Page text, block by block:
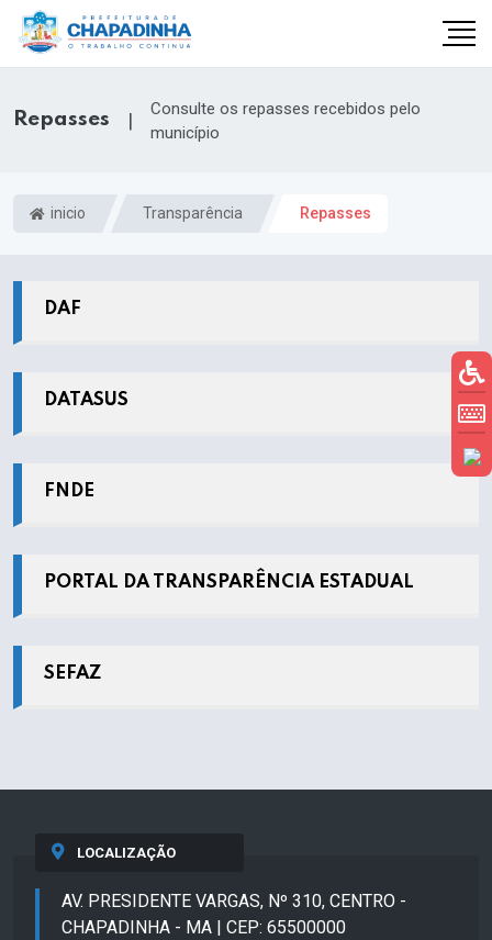
Repasses |
Consulte os repasses recebidos pelo
município
inicio Transparência Repasses
DAF
DATASUS
FNDE
PORTAL DA TRANSPARÊNCIA ESTADUAL
SEFAZ
LOCALIZAÇÃO
AV. PRESIDENTE VARGAS, Nº 310, CENTRO -
CHAPADINHA - MA | CEP: 65500000